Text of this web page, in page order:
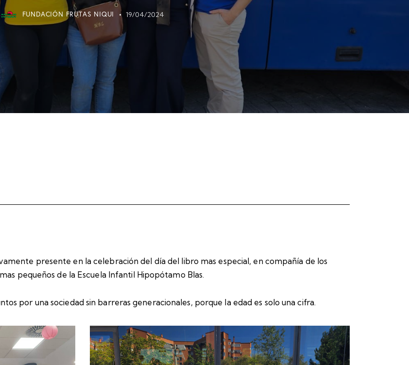
FUNDACIÓN FRUTAS NIQUI 19/04/2024
presente en la celebración del día del libro mas especial, en compañía de los
pequeños de la Escuela Infantil Hipopótamo Blas.
por una sociedad sin barreras generacionales, porque la edad es solo una cifra.